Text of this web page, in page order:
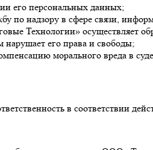
его персональных данных;
по надзору в сфере связи,
Технологии» осуществляет
его права и свободы;
морального вреда в
в соответствии